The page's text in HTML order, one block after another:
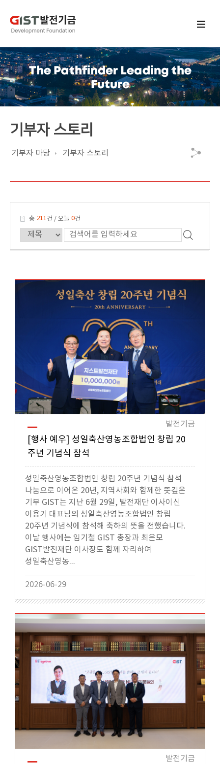
The Pathfinder Leading the
Future
기부자 스토리
기부자 마당 기부자 스토리
총 211건 / 오늘 0건
[행사 예우] 성일축산영농조합법인 창립 20
주년 기념식 참석
성일축산영농조합법인 창립 20주년 기념식 참석
나눔으로 이어온 20년, 지역사회와 함께한 뜻깊은
기부 GIST는 지난 6월 29일, 발전재단 이사이신
이용기 대표님의 성일축산영농조합법인 창립
20주년 기념식에 참석해 축하의 뜻을 전했습니다.
이날 행사에는 임기철 GIST 총장과 최은모
GIST발전재단 이사장도 함께 자리하여
성일축산영농...
2026-06-29
발전기금
발전기금